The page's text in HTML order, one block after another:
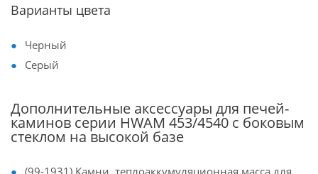
Варианты цвета
Черный
Серый
Дополнительные аксессуары для печей-
каминов серии HWAM 453/4540 с боковым
стеклом на высокой базе
(99-1931) Камни, теплоаккумуляционная масса для